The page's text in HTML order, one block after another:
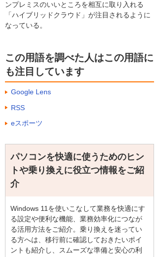
ンプレミスのいいところを相互に取り入れる
「ハイブリッドクラウド」が注目されるように
なっている。
この用語を調べた人はこの用語に
も注目しています
Google Lens
RSS
eスポーツ
パソコンを快適に使うためのヒン
トや乗り換えに役立つ情報をご紹
介
Windows 11を使いこなして業務を快適にす
る設定や便利な機能、業務効率化につなが
る活用方法をご紹介。乗り換えを迷ってい
る方へは、移行前に確認しておきたいポイ
ントも紹介し、スムーズな準備と安心の利